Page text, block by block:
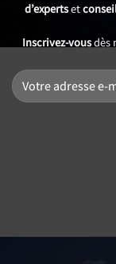
d’expertset
Inscrivez-vousdès